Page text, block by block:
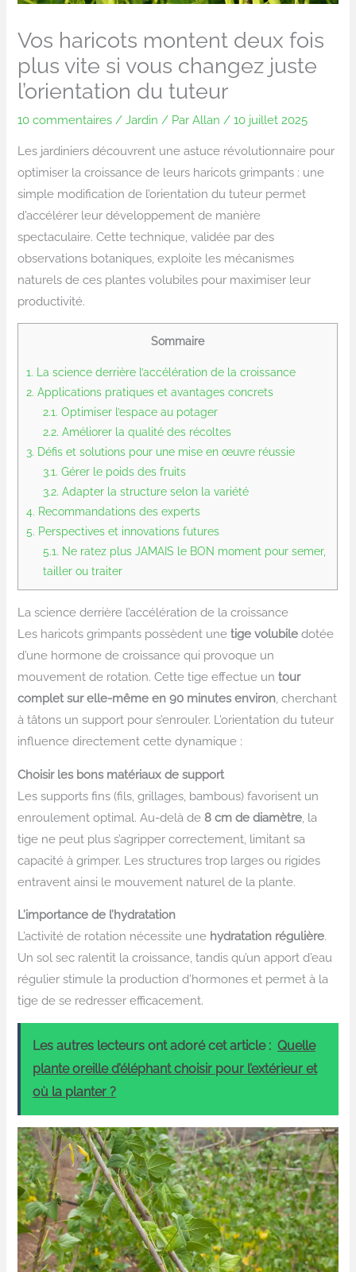
Vos haricots montent deux fois
plus vite si vous changez juste
l’orientation du tuteur
10 commentaires /Jardin / ParAllan /10 juillet 2025
Les jardiniers découvrent une astuce révolutionnaire pour
optimiser la croissance de leurs haricots grimpants : une
simple modification de l’orientation du tuteur permet
d’accélérer leur développement de manière
spectaculaire. Cette technique, validée par des
observations botaniques, exploite les mécanismes
naturels de ces plantes volubiles pour maximiser leur
productivité.
Sommaire
1. La science derrière l’accélération de la croissance
2. Applications pratiques et avantages concrets
2.1. Optimiser l’espace au potager
2.2. Améliorer la qualité des récoltes
3. Défis et solutions pour une mise en œuvre réussie
3.1. Gérer le poids des fruits
3.2. Adapter la structure selon la variété
4. Recommandations des experts
5. Perspectives et innovations futures
5.1. Ne ratez plus JAMAIS le BON moment pour semer,
tailler ou traiter
La science derrière l’accélération de la croissance
Les haricots grimpants possèdent unetige volubile dotée
d’une hormone de croissance qui provoque un
mouvement de rotation. Cette tige effectue untour
complet sur elle-même en 90 minutes environ , cherchant
à tâtons un support pour s’enrouler. L’orientation du tuteur
influence directement cette dynamique :
Choisir les bons matériaux de support
Les supports fins (fils, grillages, bambous) favorisent un
enroulement optimal. Au-delà de8 cm de diamètre , la
tige ne peut plus s’agripper correctement, limitant sa
capacité à grimper. Les structures trop larges ou rigides
entravent ainsi le mouvement naturel de la plante.
L’importance de l’hydratation
L’activité de rotation nécessite une hydratation régulière.
Un sol sec ralentit la croissance, tandis qu’un apport d’eau
régulier stimule la production d’hormones et permet à la
tige de se redresser efficacement.
Les autres lecteurs ont adoré cet article : Quelle
plante oreille d’éléphant choisir pour l’extérieur et
où la planter ?